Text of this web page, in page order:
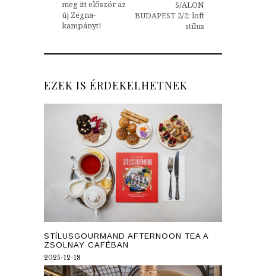
meg itt először az
új Zegna-
kampányt!
S/ALON
BUDAPEST 2/2: loft
stílus
EZEK IS ÉRDEKELHETNEK
STÍLUSGOURMAND AFTERNOON TEA A
ZSOLNAY CAFÉBAN
2025-12-18